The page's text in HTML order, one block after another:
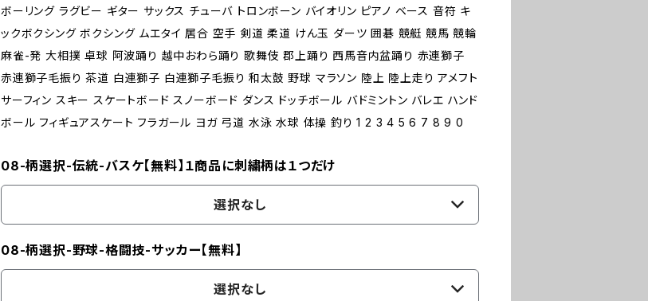
ボーリング ラグビー ギター サックス チューバ トロンボーン バイオリン ピアノ ベース 音符 キ
ックボクシング ボクシング ムエタイ 居合 空手 剣道 柔道 けん玉 ダーツ 囲碁 競艇 競馬 競輪
麻雀-発 大相撲 卓球 阿波踊り 越中おわら踊り 歌舞伎 郡上踊り 西馬音内盆踊り 赤連獅子
赤連獅子毛振り 茶道 白連獅子 白連獅子毛振り 和太鼓 野球 マラソン 陸上 陸上走り アメフト
サーフィン スキー スケートボード スノーボード ダンス ドッチボール バドミントン バレエ ハンド
ボール フィギュアスケート フラガール ヨガ 弓道 水泳 水球 体操 釣り 1 2 3 4 5 6 7 8 9 0
08-柄選択-伝統-バスケ【無料】１商品に刺繍柄は１つだけ
選択なし
08-柄選択-野球-格闘技-サッカー【無料】
選択なし